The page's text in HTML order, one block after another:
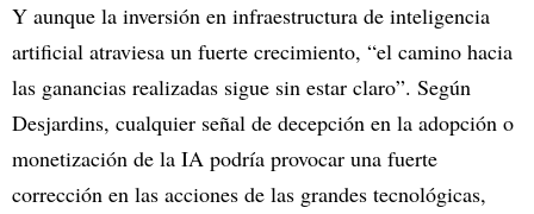
Y aunque la inversión en infraestructura de inteligencia
artificial atraviesa un fuerte crecimiento, “el camino hacia
las ganancias realizadas sigue sin estar claro”. Según
Desjardins, cualquier señal de decepción en la adopción o
monetización de la IA podría provocar una fuerte
corrección en las acciones de las grandes tecnológicas,